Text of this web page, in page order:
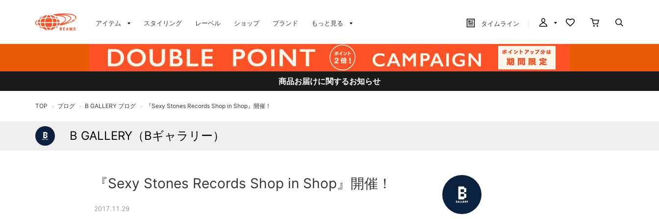
アイテム スタイリング レーベル ショップ ブランド もっと見る タイムライン
商品お届けに関するお知らせ
TOP > ブログ > B GALLERY ブログ > 『Sexy Stones Records Shop in Shop』開催！
B GALLERY（Bギャラリー）
『Sexy Stones Records Shop in Shop』開催！
2017.11.29